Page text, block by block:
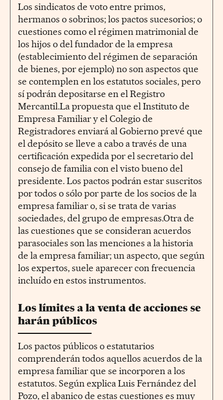
Los sindicatos de voto entre primos,
hermanos o sobrinos; los pactos sucesorios; o
cuestiones como el régimen matrimonial de
los hijos o del fundador de la empresa
(establecimiento del régimen de separación
de bienes, por ejemplo) no son aspectos que
se contemplen en los estatutos sociales, pero
sí podrán depositarse en el Registro
Mercantil.La propuesta que el Instituto de
Empresa Familiar y el Colegio de
Registradores enviará al Gobierno prevé que
el depósito se lleve a cabo a través de una
certificación expedida por el secretario del
consejo de familia con el visto bueno del
presidente. Los pactos podrán estar suscritos
por todos o sólo por parte de los socios de la
empresa familiar o, si se trata de varias
sociedades, del grupo de empresas.Otra de
las cuestiones que se consideran acuerdos
parasociales son las menciones a la historia
de la empresa familiar; un aspecto, que según
los expertos, suele aparecer con frecuencia
incluído en estos instrumentos.
Los límites a la venta de acciones se
harán públicos
Los pactos públicos o estatutarios
comprenderán todos aquellos acuerdos de la
empresa familiar que se incorporen a los
estatutos. Según explica Luis Fernández del
Pozo, el abanico de estas cuestiones es muy